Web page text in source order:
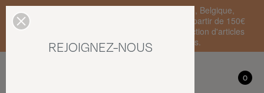
Livraison standard en France Métropolitaine, Belgique,
Luxembourg, Pays-Bas et Allemagne offerte à partir de 150€
d'achat • SOLDES : jusqu'à -50% sur une sélection d'articles
dans la limite des stocks disponibles.
0
Mon compte
0
REJOIGNEZ-NOUS